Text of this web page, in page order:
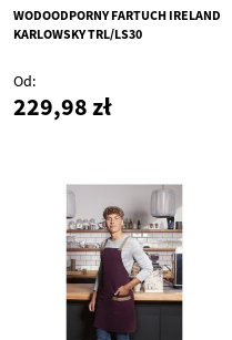
WODOODPORNY FARTUCH IRELAND
KARLOWSKY TRL/LS30
Od
229,98 zł